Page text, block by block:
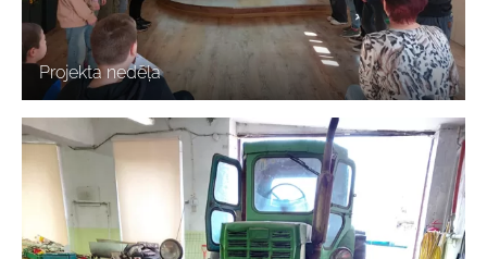
Projekta nedēļa